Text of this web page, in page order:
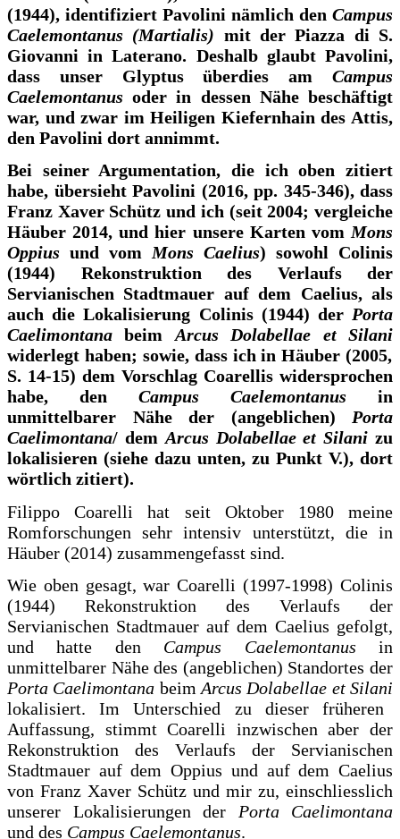
(1944), identifiziert Pavolini nämlich den Campus
Caelemontanus (Martialis) mit der Piazza di S.
Giovanni in Laterano. Deshalb glaubt Pavolini,
dass unser Glyptus überdies am Campus
Caelemontanus oder in dessen Nähe beschäftigt
war, und zwar im Heiligen Kiefernhain des Attis,
den Pavolini dort annimmt.
Bei seiner Argumentation, die ich oben zitiert
habe, übersieht Pavolini (2016, pp. 345-346), dass
Franz Xaver Schütz und ich (seit 2004; vergleiche
Häuber 2014, und hier unsere Karten vom Mons
Oppius und vom Mons Caelius) sowohl Colinis
(1944) Rekonstruktion des Verlaufs der
Servianischen Stadtmauer auf dem Caelius, als
auch die Lokalisierung Colinis (1944) der Porta
Caelimontana beim Arcus Dolabellae et Silani
widerlegt haben; sowie, dass ich in Häuber (2005,
S. 14-15) dem Vorschlag Coarellis widersprochen
habe, den Campus Caelemontanus in
unmittelbarer Nähe der (angeblichen) Porta
Caelimontana/ dem Arcus Dolabellae et Silani zu
lokalisieren (siehe dazu unten, zu Punkt V.), dort
wörtlich zitiert).
Filippo Coarelli hat seit Oktober 1980 meine
Romforschungen sehr intensiv unterstützt, die in
Häuber (2014) zusammengefasst sind.
Wie oben gesagt, war Coarelli (1997-1998) Colinis
(1944) Rekonstruktion des Verlaufs der
Servianischen Stadtmauer auf dem Caelius gefolgt,
und hatte den Campus Caelemontanus in
unmittelbarer Nähe des (angeblichen) Standortes der
Porta Caelimontana beimArcus Dolabellae et Silani
lokalisiert. Im Unterschied zu dieser früheren
Auffassung, stimmt Coarelli inzwischen aber der
Rekonstruktion des Verlaufs der Servianischen
Stadtmauer auf dem Oppius und auf dem Caelius
von Franz Xaver Schütz und mir zu, einschliesslich
unserer Lokalisierungen der Porta Caelimontana
und des Campus Caelemontanus.